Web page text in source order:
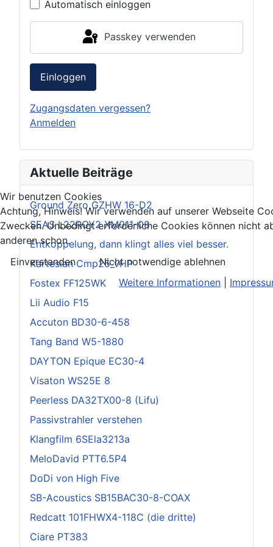
Automatisch einloggen
Passkey verwenden
Einloggen
Zugangsdaten vergessen?
Anmelden
Aktuelle Beiträge
Ground Zero GZHW 16-D2
SEAS L22ROY2 XM011-08
Entkoppelung, dann klingt alles viel besser.
Kartesian Cmp25_vHP
Fostex FF125WK
Lii Audio F15
Accuton BD30-6-458
Tang Band W5-1880
DAYTON Epique EC30-4
Visaton WS25E 8
Peerless DA32TX00-8 (Lifu)
Passivstrahler verstehen
Klangfilm 6SEla3213a
MeloDavid PTT6.5P4
DoDi von High Five
SB-Acoustics SB15BAC30-8-COAX
Redcatt 101FHWX4-118C (die dritte)
Ciare PT383
Wir benutzen Cookies
Achtung, Hinweis! Wir verwenden auf unserer Webseite
Zwecken. Unbedingt erforderliche Cookies können nicht
anderen schon.
Einverstanden
Nicht notwendige ablehnen
Weitere Informationen